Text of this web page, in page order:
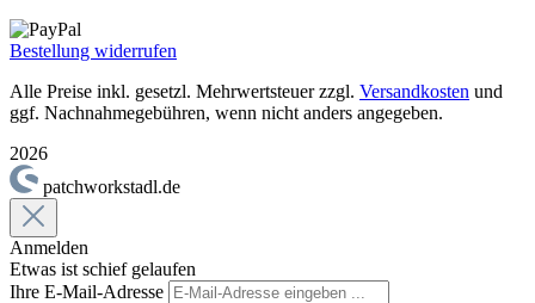
Bestellung widerrufen
Alle Preise inkl. gesetzl. Mehrwertsteuer zzgl. Versandkosten und
ggf. Nachnahmegebühren, wenn nicht anders angegeben.
2026
patchworkstadl.de
Anmelden
Etwas ist schief gelaufen
Ihre E-Mail-Adresse